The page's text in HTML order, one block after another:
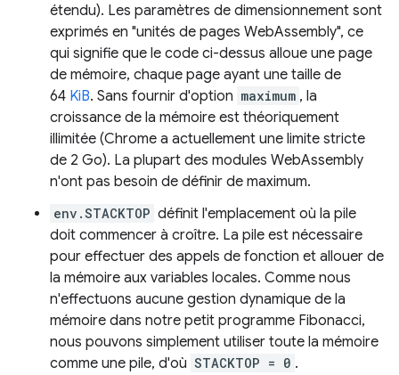
étendu). Les paramètres de dimensionnement sont
exprimés en "unités de pages WebAssembly", ce
qui signifie que le code ci-dessus alloue une page
de mémoire, chaque page ayant une taille de
64 KiB. Sans fournir d'option maximum , la
croissance de la mémoire est théoriquement
illimitée (Chrome a actuellement une limite stricte
de 2 Go). La plupart des modules WebAssembly
n'ont pas besoin de définir de maximum.
env.STACKTOP définit l'emplacement où la pile
doit commencer à croître. La pile est nécessaire
pour effectuer des appels de fonction et allouer de
la mémoire aux variables locales. Comme nous
n'effectuons aucune gestion dynamique de la
mémoire dans notre petit programme Fibonacci,
nous pouvons simplement utiliser toute la mémoire
comme une pile, d'où STACKTOP = 0 .